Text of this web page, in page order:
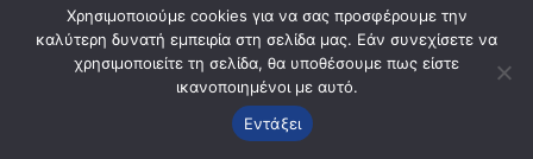
Χρησιμοποιούμε cookies για να σας προσφέρουμε την
καλύτερη δυνατή εμπειρία στη σελίδα μας. Εάν συνεχίσετε να
χρησιμοποιείτε τη σελίδα, θα υποθέσουμε πως είστε
ικανοποιημένοι με αυτό.
Εντάξει